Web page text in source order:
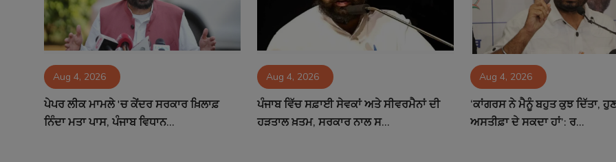
Aug 4, 2026
ਪੇਪਰ ਲੀਕ ਮਾਮਲੇ 'ਚ ਕੇਂਦਰ ਸਰਕਾਰ ਖ਼ਿਲਾਫ਼
ਨਿੰਦਾ ਮਤਾ ਪਾਸ, ਪੰਜਾਬ ਵਿਧਾਨ...
Aug 4, 2026
ਪੰਜਾਬ ਵਿੱਚ ਸਫ਼ਾਈ ਸੇਵਕਾਂ ਅਤੇ ਸੀਵਰਮੈਨਾਂ ਦੀ
ਹੜਤਾਲ ਖ਼ਤਮ, ਸਰਕਾਰ ਨਾਲ ਸ...
Aug 4, 2026
‘ਕਾਂਗਰਸ ਨੇ ਮੈਨੂੰ ਬਹੁਤ ਕੁਝ ਦਿੱਤਾ,
ਅਸਤੀਫ਼ਾ ਦੇ ਸਕਦਾ ਹਾਂ’: ਰ...